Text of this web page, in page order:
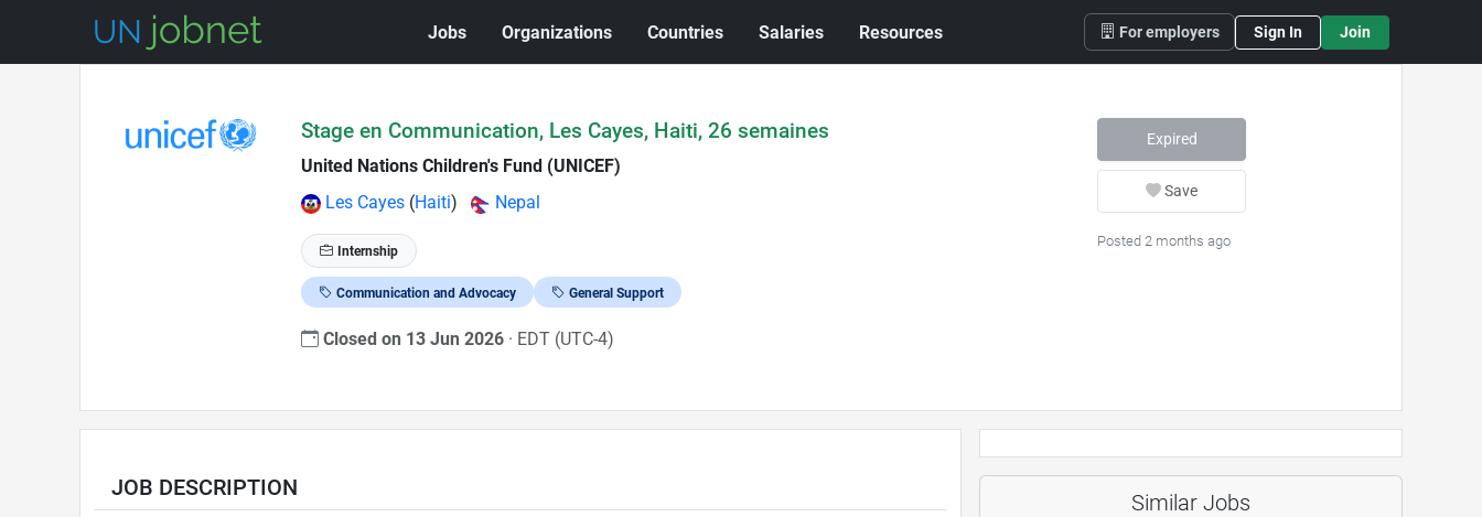
Jobs Organizations Countries Salaries Resources For employers Sign In Join
Stage en Communication, Les Cayes, Haiti, 26 semaines
United Nations Children's Fund (UNICEF)
Les Cayes(Haiti) Nepal
Internship
Communication and Advocacy General Support
Closed on 13 Jun 2026 · EDT (UTC-4)
Expired
Save
Posted 2 months ago
JOB DESCRIPTION
Similar Jobs